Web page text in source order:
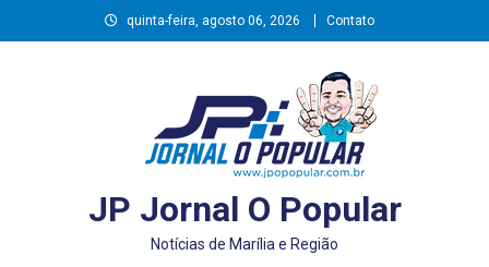
to
quinta-feira, agosto 06, 2026 Contato
JP Jornal O Popular
Notícias de Marília e Região